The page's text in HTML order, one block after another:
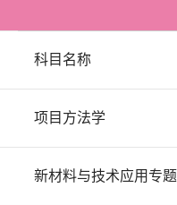
科目名称
项目方法学
新材料与技术应用专题